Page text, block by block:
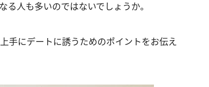
人も多いのではないでしょうか。
手にデートに誘うためのポイントをお伝え